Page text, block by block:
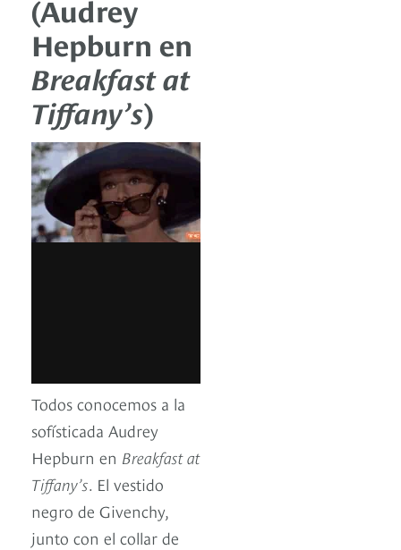
(Audrey
Hepburn en
Breakfast at
Tiffany’s)
Todos conocemos a la
sofísticada Audrey
Hepburn en Breakfast at
Tiffany’s. El vestido
negro de Givenchy,
junto con el collar de